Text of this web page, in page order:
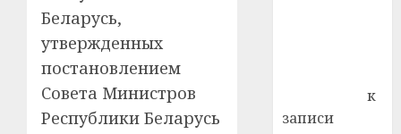
Беларусь,
утвержденных
постановлением
Совета Министров
Республики Беларусь
к
записи